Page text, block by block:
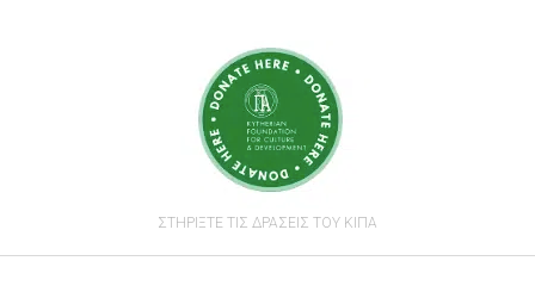
ΣΤΗΡΙΞΤΕ ΤΙΣ ΔΡΑΣΕΙΣ ΤΟΥ ΚΙΠΑ